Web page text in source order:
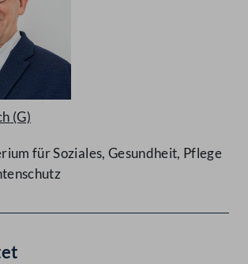
(G)
für Soziales, Gesundheit, Pflege